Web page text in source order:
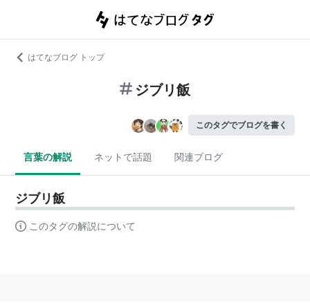
はてなブログ トップ
ジブリ飯
このタグでブログを書く
言葉の解説 ネットで話題 関連ブログ
ジブリ飯
このタグの解説について